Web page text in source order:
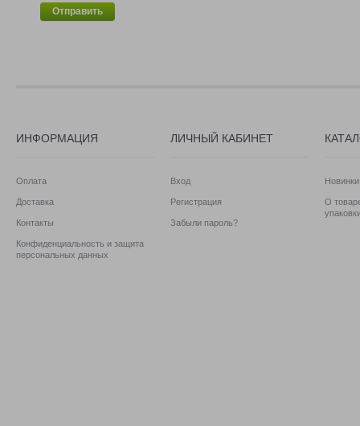
Отправить
ИНФОРМАЦИЯ
Оплата
Доставка
Контакты
Конфиденциальность и защита
персональных данных
ЛИЧНЫЙ КАБИНЕТ
Вход
Регистрация
Забыли пароль?
Новинки
О